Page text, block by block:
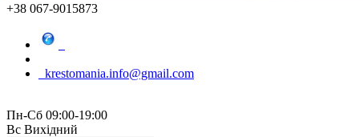
+38 067-9015873
krestomania.info@gmail.com
Пн-Сб 09:00-19:00
Вс Вихідний